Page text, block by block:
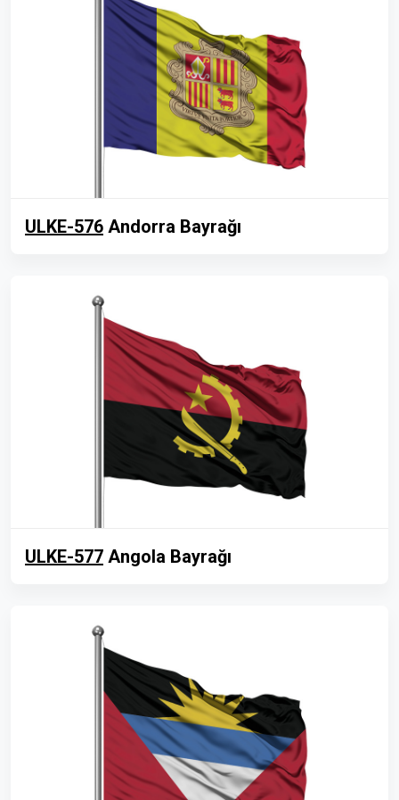
ULKE-576 Andorra Bayrağı
ULKE-577 Angola Bayrağı